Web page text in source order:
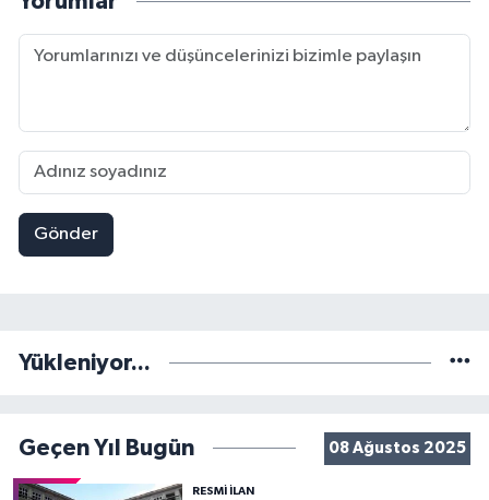
Gönder
Yükleniyor...
Geçen Yıl Bugün 08 Ağustos 2025
RESMİ İLAN